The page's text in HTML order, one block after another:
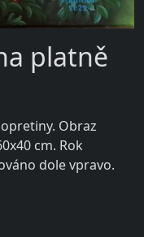
platně
Obraz
cm. Rok
dole vpravo.